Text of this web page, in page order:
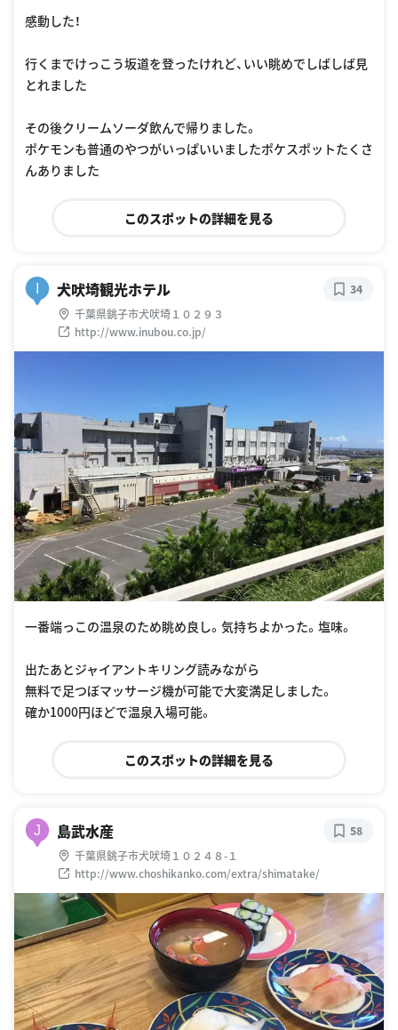
感動した！
行くまでけっこう坂道を登ったけれど、いい眺めでしばしば見
とれました
その後クリームソーダ飲んで帰りました。
ポケモンも普通のやつがいっぱいいましたポケスポットたくさ
んありました
このスポットの詳細を見る
犬吠埼観光ホテル
千葉県銚子市犬吠埼１０２９３
http://www.inubou.co.jp/
34
一番端っこの温泉のため眺め良し。気持ちよかった。塩味。
出たあとジャイアントキリング読みながら
無料で足つぼマッサージ機が可能で大変満足しました。
確か1000円ほどで温泉入場可能。
このスポットの詳細を見る
J 島武水産
千葉県銚子市犬吠埼１０２４８-１
http://www.choshikanko.com/extra/shimatake/
58